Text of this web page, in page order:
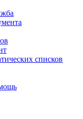
списков